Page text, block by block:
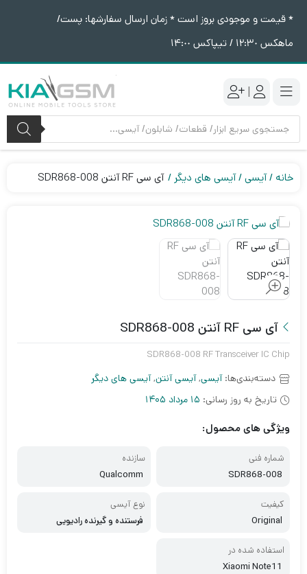
* قیمت و موجودی بروز است * زمان ارسال سفارشها: پست/
ماهکس ١٢:٣٠ / تیپاکس ١۴:٠٠
|
جستجوی
محصولات
خانه آیسی آیسی های دیگر آی سی RF آنتن SDR868-008
آی سی RF آنتن SDR868-008
SDR868-008 RF Transceiver IC Chip
دسته‌بندی‌ها:آیسی,آیسی آنتن,آیسی های دیگر
تاریخ به روز رسانی: 15 مرداد 1405
ویژگی های محصول:
شماره فنی
SDR868-008
سازنده
Qualcomm
کیفیت
Original
نوع آیسی
فرستنده و گیرنده رادیویی
استفاده شده در
Xiaomi Note11